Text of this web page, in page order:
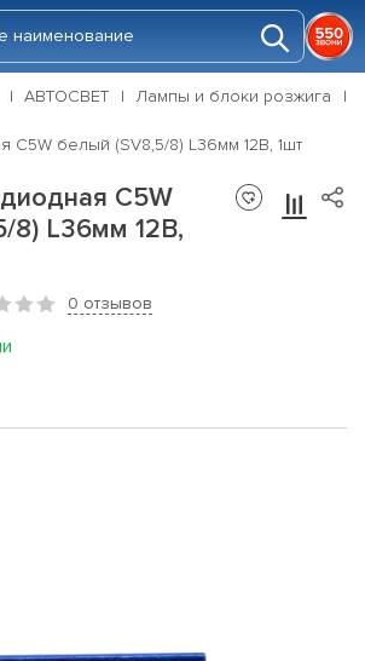
АВТОСВЕТ
Лампы и блоки розжига
C5W белый (SV8,5/8) L36мм 12В, 1шт
C5W
8) L36мм 12В,
0 отзывов